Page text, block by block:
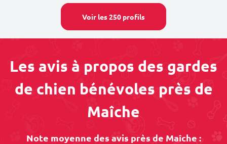
Voir les 250 profils
Les avis à propos des gardes
de chien bénévoles près de
Maîche
Note moyenne des avis près de Maîche :